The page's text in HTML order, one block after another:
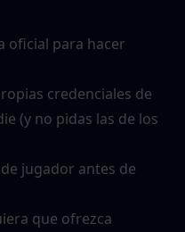
oficial para hacer
credenciales de
(y no pidas las de los
jugador antes de
que ofrezca